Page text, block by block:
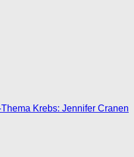
Krebs: Jennifer Cranen